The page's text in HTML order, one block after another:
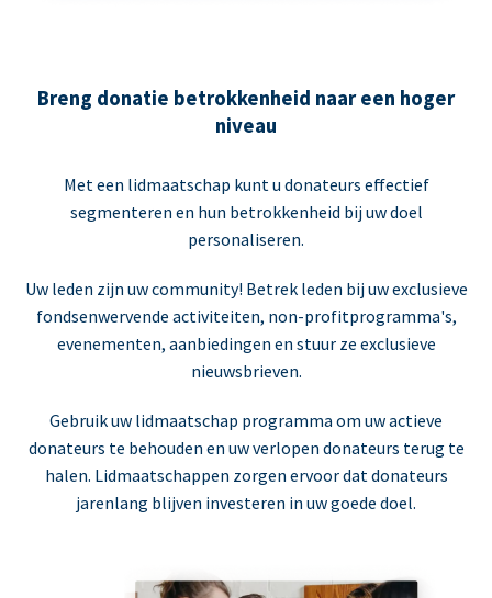
Breng donatie betrokkenheid naar een hoger
niveau
Met een lidmaatschap kunt u donateurs effectief
segmenteren en hun betrokkenheid bij uw doel
personaliseren.
Uw leden zijn uw community! Betrek leden bij uw exclusieve
fondsenwervende activiteiten, non-profitprogramma's,
evenementen, aanbiedingen en stuur ze exclusieve
nieuwsbrieven.
Gebruik uw lidmaatschap programma om uw actieve
donateurs te behouden en uw verlopen donateurs terug te
halen. Lidmaatschappen zorgen ervoor dat donateurs
jarenlang blijven investeren in uw goede doel.